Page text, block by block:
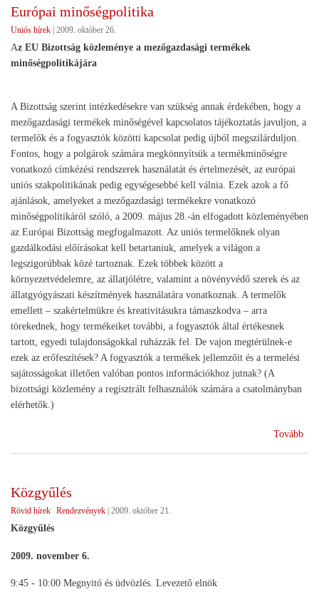
Európai minőségpolitika
Uniós hírek 2009. október 26.
Az EU Bizottság közleménye a mezőgazdasági termékek
minőségpolitikájára
A Bizottság szerint intézkedésekre van szükség annak érdekében, hogy a
mezőgazdasági termékek minőségével kapcsolatos tájékoztatás javuljon, a
termelők és a fogyasztók közötti kapcsolat pedig újból megszilárduljon.
Fontos, hogy a polgárok számára megkönnyítsük a termékminőségre
vonatkozó címkézési rendszerek használatát és értelmezését, az európai
uniós szakpolitikának pedig egységesebbé kell válnia. Ezek azok a fő
ajánlások, amelyeket a mezőgazdasági termékekre vonatkozó
minőségpolitikáról szóló, a 2009. május 28.-án elfogadott közleményében
az Európai Bizottság megfogalmazott. Az uniós termelőknek olyan
gazdálkodási előírásokat kell betartaniuk, amelyek a világon a
legszigorúbbak közé tartoznak. Ezek többek között a
környezetvédelemre, az állatjólétre, valamint a növényvédő szerek és az
állatgyógyászati készítmények használatára vonatkoznak. A termelők
emellett – szakértelmükre és kreativitásukra támaszkodva – arra
törekednek, hogy termékeiket további, a fogyasztók által értékesnek
tartott, egyedi tulajdonságokkal ruházzák fel. De vajon megtérülnek-e
ezek az erőfeszítések? A fogyasztók a termékek jellemzőit és a termelési
sajátosságokat illetően valóban pontos információkhoz jutnak? (A
bizottsági közlemény a regisztrált felhasználók számára a csatolmányban
elérhetők.)
Tovább
Közgyűlés
Rövid hírek Rendezvények | 2009. október 21.
Közgyűlés
2009. november 6.
9:45 - 10:00 Megnyitó és üdvözlés. Levezető elnök